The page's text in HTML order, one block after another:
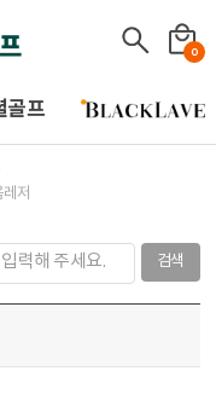
다음골프(Daum Golf) -
0
골프
저
검색